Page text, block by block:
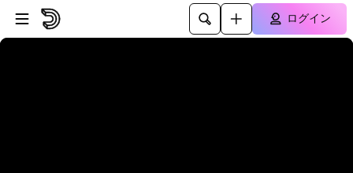
プレイヤーにスキップ
メインコンテンツにスキップ
ログイン